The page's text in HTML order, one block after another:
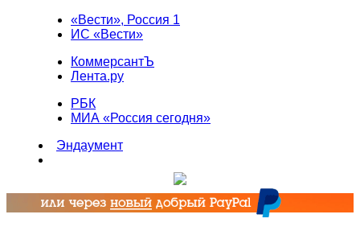
«Вести», Россия 1
ИС «Вести»
КоммерсантЪ
Лента.ру
РБК
МИА «Россия сегодня»
Эндаумент